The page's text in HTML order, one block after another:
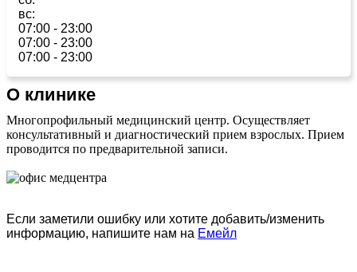
вс:
07:00 - 23:00
07:00 - 23:00
07:00 - 23:00
О клинике
Многопрофильный медицинский центр. Осуществляет
консультативный и диагностический прием взрослых. Прием
проводится по предварительной записи.
Если заметили ошибку или хотите добавить/изменить
информацию, напишите нам на Емейл